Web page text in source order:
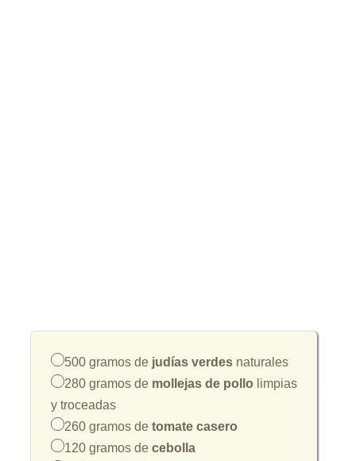
500 gramos de judías verdes naturales
280 gramos de mollejas de pollo limpias
y troceadas
260 gramos de tomate casero
120 gramos de cebolla